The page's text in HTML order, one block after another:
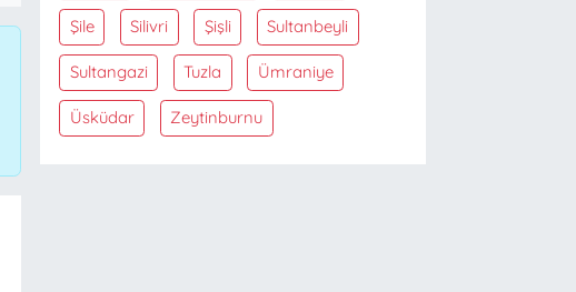
Şile Silivri Şişli Sultanbeyli
Sultangazi Tuzla Ümraniye
Üsküdar Zeytinburnu